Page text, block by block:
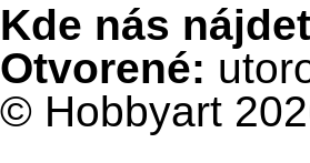
Kde nás
Otvorené:
© Hobbyart